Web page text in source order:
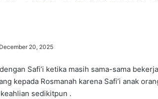
December 20, 2025
Safi’i ketika masih sama-sama
kepada Rosmanah karena Safi’i anak
sedikitpun .